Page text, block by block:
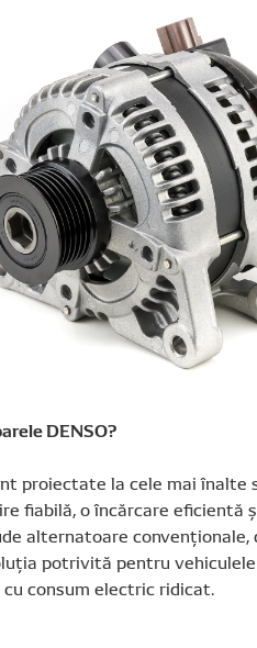
DENSO?
proiectate la cele mai înalte
fiabilă, o încărcare eficientă
alternatoare convenționale,
potrivită pentru
consum electric ridicat.